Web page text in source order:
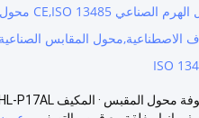
ISO